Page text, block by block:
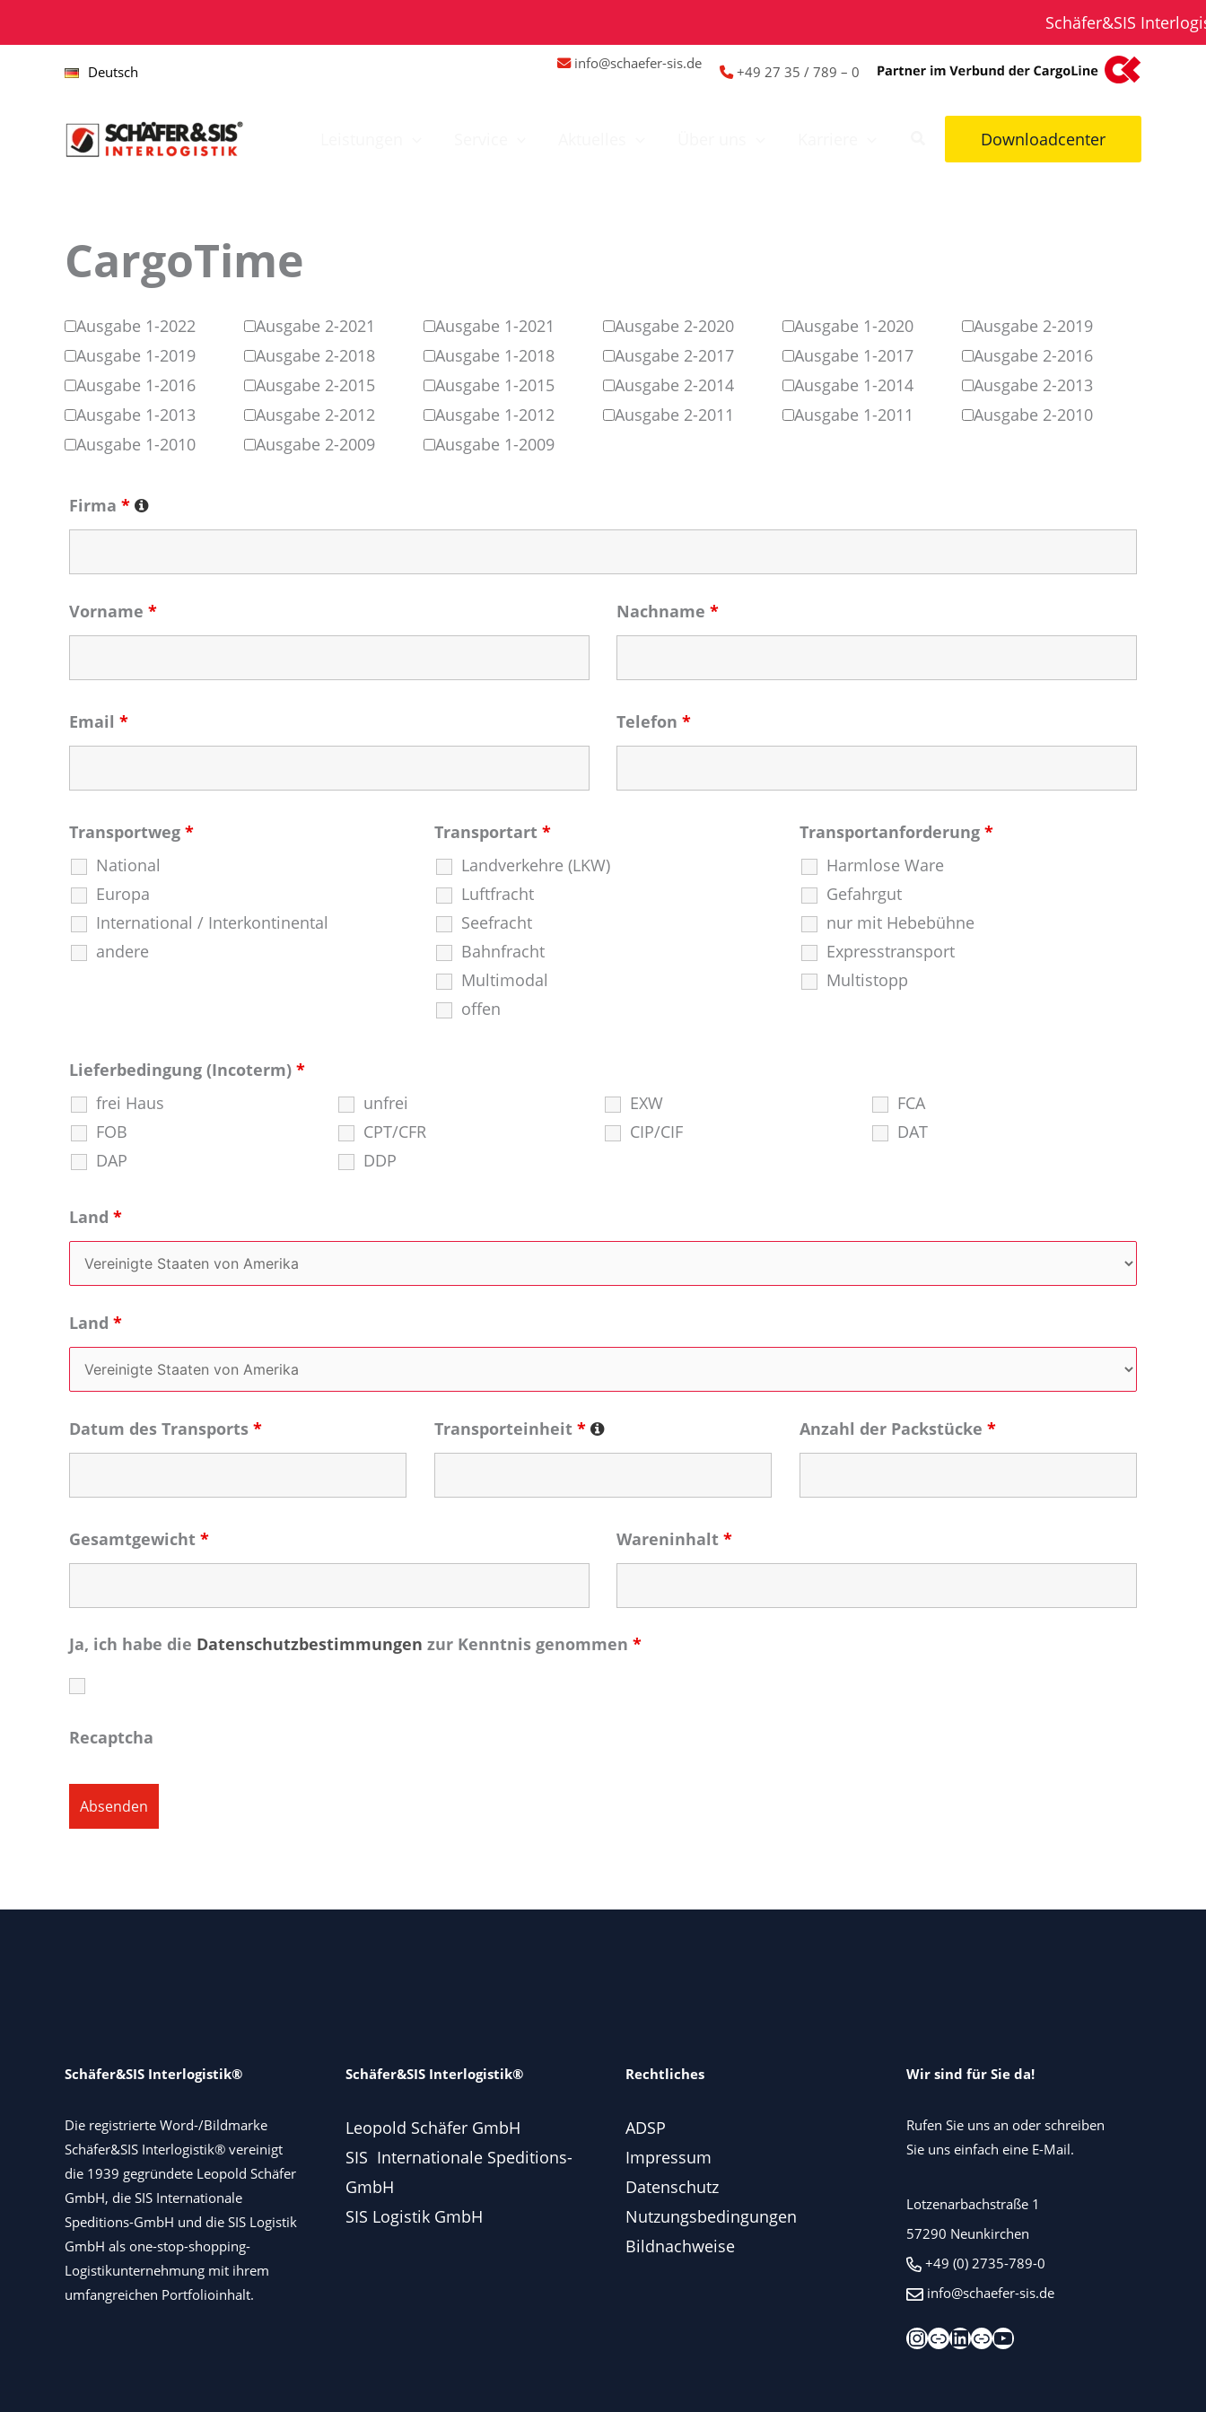
Inhalt
springen
Schäfer&SIS
Deutsch info@schaefer-sis.de +49 27 35 / 789 – 0
Downloadcenter
CargoTime
Ausgabe 1-2022 Ausgabe 2-2021 Ausgabe 1-2021 Ausgabe 2-2020 Ausgabe 1-2020
Ausgabe 2-2019
Ausgabe 1-2019
Ausgabe 2-2018 Ausgabe 1-2018 Ausgabe 2-2017 Ausgabe 1-2017
Ausgabe 2-2016
Ausgabe 1-2016
Ausgabe 2-2015 Ausgabe 1-2015 Ausgabe 2-2014 Ausgabe 1-2014
Ausgabe 2-2013
Ausgabe 1-2013
Ausgabe 2-2012 Ausgabe 1-2012 Ausgabe 2-2011 Ausgabe 1-2011
Ausgabe 2-2010
Ausgabe 1-2010
Ausgabe 2-2009 Ausgabe 1-2009
Firma *
Vorname * Nachname*
Email * Telefon*
Transportweg *
National
Europa
International / Interkontinental
andere
Transportart *
Landverkehre (LKW)
Luftfracht
Seefracht
Bahnfracht
Multimodal
offen
Transportanforderung *
Harmlose Ware
Gefahrgut
nur mit Hebebühne
Expresstransport
Multistopp
Lieferbedingung (Incoterm) *
frei Haus
unfrei EXW
FCA
FOB
CPT/CFR CIP/CIF
DAT
DAP
DDP
Land *
Land *
Datum des Transports * Transporteinheit * Anzahl der Packstücke *
Gesamtgewicht * Wareninhalt*
Ja, ich habe die Datenschutzbestimmungen zur Kenntnis genommen *
Recaptcha
Schäfer&SIS Interlogistik®
Die registrierte Word-/Bildmarke
Schäfer&SIS Interlogistik® vereinigt
die 1939 gegründete Leopold Schäfer
GmbH, die SIS Internationale
Speditions-GmbH und die SIS Logistik
GmbH als one-stop-shopping-
Logistikunternehmung mit ihrem
umfangreichen Portfolioinhalt.
Schäfer&SIS Interlogistik®
Leopold Schäfer GmbH
SIS Internationale Speditions-
GmbH
SIS Logistik GmbH
Rechtliches
ADSP
Impressum
Datenschutz
Nutzungsbedingungen
Bildnachweise
Wir sind für Sie da!
Rufen Sie uns an oder schreiben
Sie uns einfach eine E-Mail.
Lotzenarbachstraße 1
57290 Neunkirchen
+49 (0) 2735-789-0
info@schaefer-sis.de
Instagram
XingLinkedIn
Kununu
YouTube